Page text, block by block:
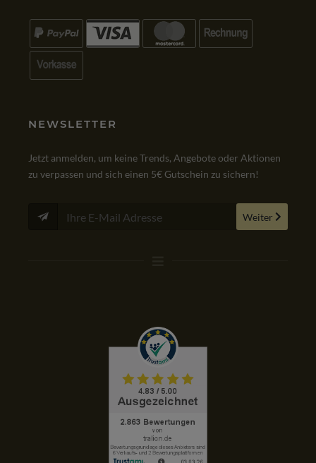
NEWSLETTER
Jetzt anmelden, um keine Trends, Angebote oder Aktionen
zu verpassen und sich einen 5€ Gutschein zu sichern!
Weiter